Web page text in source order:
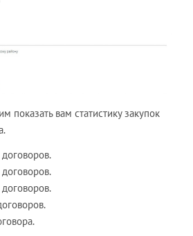
показать вам статистику закупок